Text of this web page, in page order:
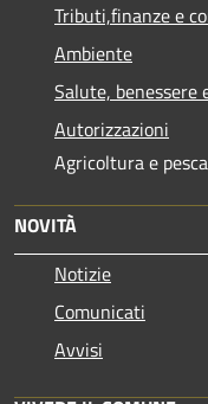
Tributi,finanze e
Ambiente
Salute, benessere
Autorizzazioni
Agricoltura e pesca
NOVITÀ
Notizie
Comunicati
Avvisi